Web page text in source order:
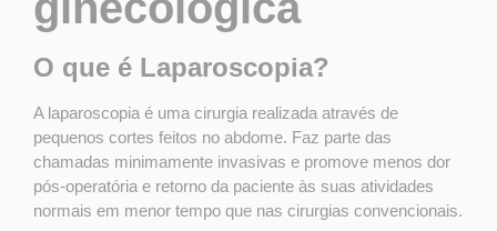
O que é Laparoscopia?
A laparoscopia é uma cirurgia realizada através de
pequenos cortes feitos no abdome. Faz parte das
chamadas minimamente invasivas e promove menos dor
pós-operatória e retorno da paciente às suas atividades
normais em menor tempo que nas cirurgias convencionais.